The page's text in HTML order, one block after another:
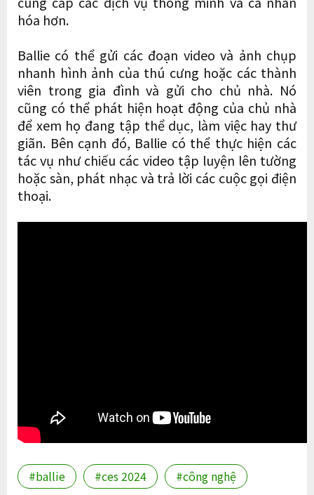
hóa hơn.
Ballie có thể gửi các đoạn video và ảnh chụp
nhanh hình ảnh của thú cưng hoặc các thành
viên trong gia đình và gửi cho chủ nhà. Nó
cũng có thể phát hiện hoạt động của chủ nhà
để xem họ đang tập thể dục, làm việc hay thư
giãn. Bên cạnh đó, Ballie có thể thực hiện các
tác vụ như chiếu các video tập luyện lên tường
hoặc sàn, phát nhạc và trả lời các cuộc gọi điện
thoại.
#ballie #ces 2024
#công nghệ